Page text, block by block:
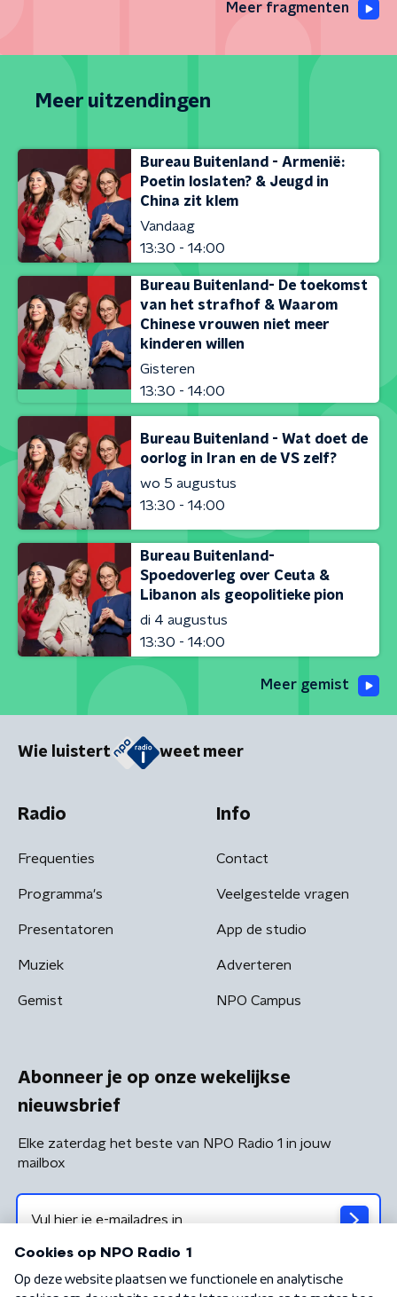
Meer fragmenten
Meer uitzendingen
Bureau Buitenland - Armenië:
Poetin loslaten? & Jeugd in
China zit klem
Vandaag
13:30 - 14:00
Bureau Buitenland- De toekomst
van het strafhof & Waarom
Chinese vrouwen niet meer
kinderen willen
Gisteren
13:30 - 14:00
Bureau Buitenland - Wat doet de
oorlog in Iran en de VS zelf?
wo 5 augustus
13:30 - 14:00
Bureau Buitenland-
Spoedoverleg over Ceuta &
Libanon als geopolitieke pion
di 4 augustus
13:30 - 14:00
Meer gemist
Wie luistert weet meer
Radio
Frequenties
Programma's
Presentatoren
Muziek
Gemist
Info
Contact
Veelgestelde vragen
App de studio
Adverteren
NPO Campus
Abonneer je op onze wekelijkse
nieuwsbrief
Elke zaterdag het beste van NPO Radio 1 in jouw
mailbox